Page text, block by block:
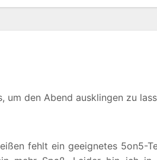
den Abend ausklingen zu
fehlt ein geeignetes 5on5-